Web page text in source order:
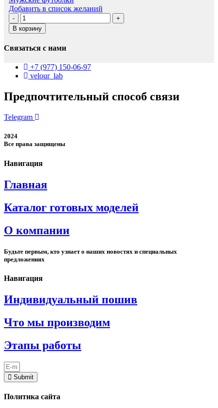
Добавить в список желаний
Количество
товара
Мужские
и
В корзину
Связаться с нами
+7 (977) 150-06-97
velour_lab
Предпочтительный способ связи
Telegram
2024
Все права защищены
Навигация
Главная
Каталог готовых моделей
О компании
Будьте первым, кто узнает о наших новостях и специальных
предложениях
Навигация
Индивидуальный пошив
Что мы производим
Этапы работы
Submit
Политика сайта